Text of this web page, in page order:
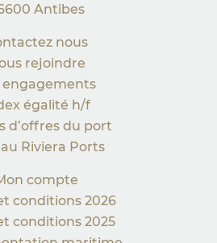
Antibes
nous
rejoindre
engagements
égalité h/f
d’offres du port
Riviera Ports
compte
conditions 2026
conditions 2025